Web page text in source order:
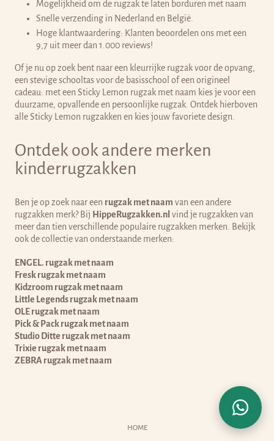
Mogelijkheid om de rugzak te laten borduren met naam
Snelle verzending in Nederland en België.
Hoge klantwaardering: Klanten beoordelen ons met een
9,7 uit meer dan 1.000 reviews!
Of je nu op zoek bent naar een kleurrijke rugzak voor de opvang,
een stevige schooltas voor de basisschool of een origineel
cadeau: met een Sticky Lemon rugzak met naam kies je voor een
duurzame, opvallende en persoonlijke rugzak. Ontdek hierboven
alle Sticky Lemon rugzakken en kies jouw favoriete design.
Ontdek ook andere merken
kinderrugzakken
Ben je op zoek naar een rugzak met naam van een andere
rugzakken merk? Bij HippeRugzakken.nl vind je rugzakken van
meer dan tien verschillende populaire rugzakken merken. Bekijk
ook de collectie van onderstaande merken:
ENGEL. rugzak met naam
Fresk rugzak met naam
Kidzroom rugzak met naam
Little Legends rugzak met naam
OLE rugzak met naam
Pick & Pack rugzak met naam
Studio Ditte rugzak met naam
Trixie rugzak met naam
ZEBRA rugzak met naam
HOME